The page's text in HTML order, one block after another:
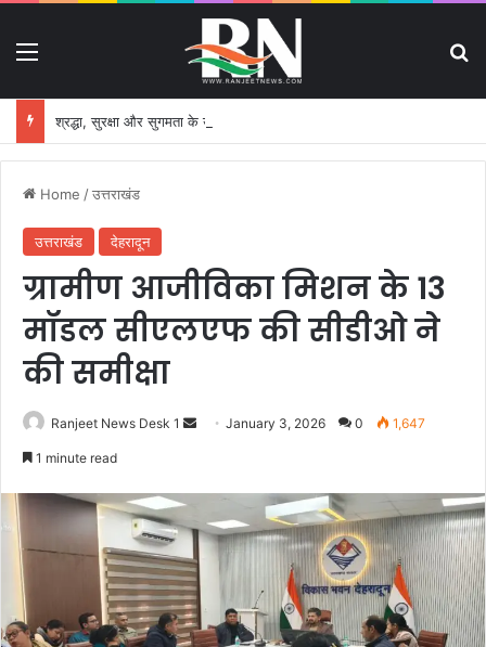
Home /उत्तराखंड
उत्तराखंड देहरादून
ग्रामीण आजीविका मिशन के 13
मॉडल सीएलएफ की सीडीओ ने
की समीक्षा
Ranjeet News Desk 1
a
n
e
m
a
January 3, 2026 0 1,647
1 minute read